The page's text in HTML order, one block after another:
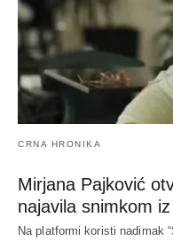
CRNA HRONIKA
Mirjana Pajković
najavila snimkom
Na platformi koristi nadimak